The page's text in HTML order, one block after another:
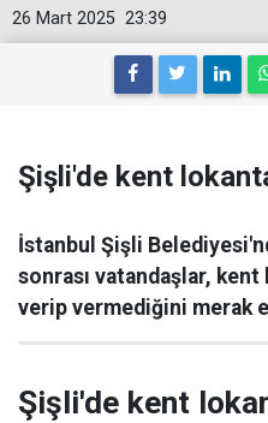
23:39
26 Mart 2025
Şişli'de kent
İstanbul Şişli
sonrası vatandaşlar,
verip vermediğini merak
Şişli'de kent